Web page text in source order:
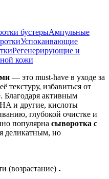
бустерыАмпульные
Успокаивающие
Регенерирующие и
кожи
— это must-have в уходе за
текстуру, избавиться от
Благодаря активным
и другие, кислоты
глубокой очистке и
популярна сыворотка с
деликатным, но
(возрастание)